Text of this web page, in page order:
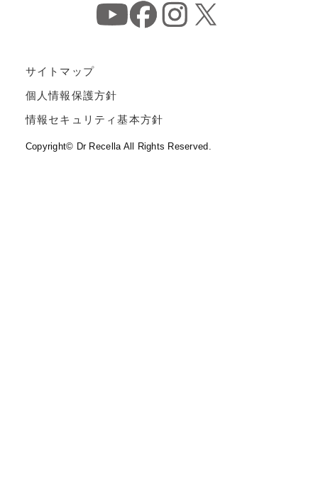
サイトマップ
個人情報保護方針
情報セキュリティ基本方針
Copyright© Dr Recella All Rights Reserved.